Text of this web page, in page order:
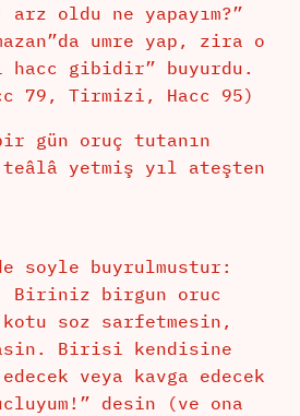
oldu ne yapayım?”
umre yap, zira o
hacc gibidir” buyurdu.
79, Tirmizi, Hacc 95)
gün oruç tutanın
teâlâ yetmiş yıl ateşten
soyle buyrulmustur:
Biriniz birgun oruc
soz sarfetmesin,
Birisi kendisine
veya kavga edecek
desin (ve ona